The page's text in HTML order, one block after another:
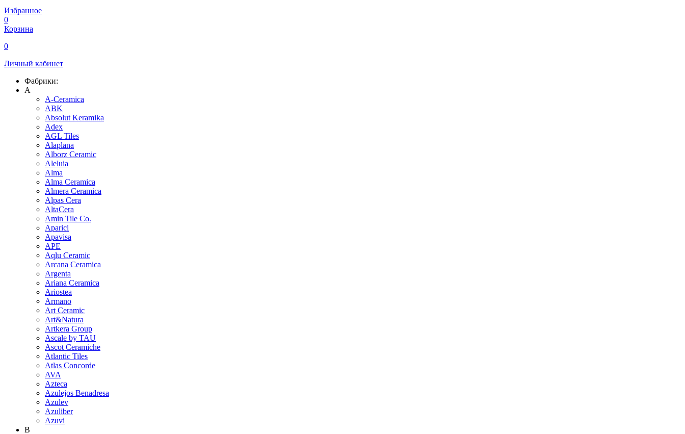
Избранное
0
Корзина
0
Личный кабинет
Фабрики:
A
A-Ceramica
ABK
Absolut Keramika
Adex
AGL Tiles
Alaplana
Alborz Ceramic
Aleluia
Alma
Alma Ceramica
Almera Ceramica
Alpas Cera
AltaCera
Amin Tile Co.
Aparici
Apavisa
APE
Aqlu Ceramic
Arcana Ceramica
Argenta
Ariana Ceramica
Ariostea
Armano
Art Ceramic
Art&Natura
Artkera Group
Ascale by TAU
Ascot Ceramiche
Atlantic Tiles
Atlas Concorde
AVA
Azteca
Azulejos Benadresa
Azulev
Azuliber
Azuvi
B